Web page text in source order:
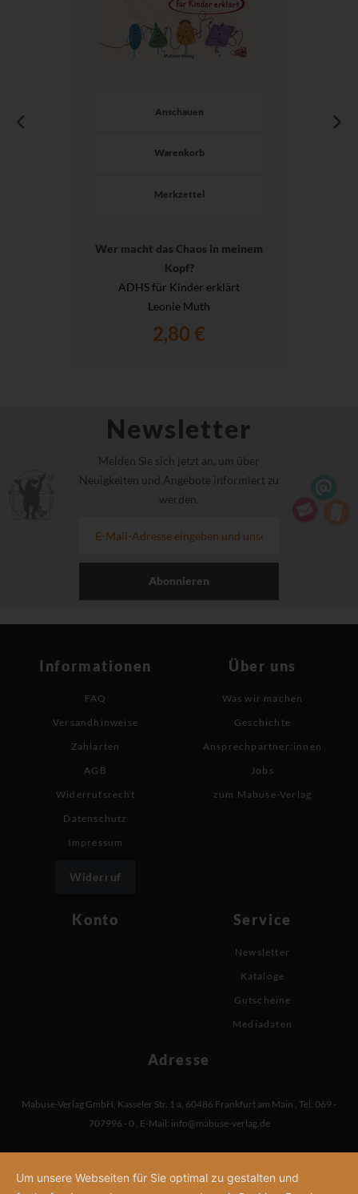
Anschauen
Warenkorb
Merkzettel
Wer macht das Chaos in meinem
Kopf?
ADHS für Kinder erklärt
Leonie Muth
2,80 €
Newsletter
Melden Sie sich jetzt an, um über
Neuigkeiten und Angebote informiert zu
werden.
Abonnieren
Informationen
FAQ
Versandhinweise
Zahlarten
AGB
Widerrufsrecht
Datenschutz
Impressum
Widerruf
Über uns
Was wir machen
Geschichte
Ansprechpartner:innen
Jobs
zum Mabuse-Verlag
Konto Service
Newsletter
Kataloge
Gutscheine
Mediadaten
Adresse
Mabuse-Verlag GmbH Kasseler Str. 1 a 60486 Frankfurt am Main Tel: 069 -
707996 - 0 E-Mail: info@mabuse-verlag.de
Um unsere Webseiten für Sie optimal zu gestalten und